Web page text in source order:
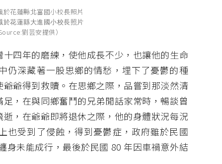
於花蓮縣北富國小校長照片
於花蓮縣大進國小校長照片
Source:劉芸安提供）
四年的磨練，使他成長不少，也讓他的生命
仍深藏著一股思鄉的情愁，埋下了憂鬱的種
爺得到救贖。在思鄉之際，品嘗到那淡然清
，在與同鄉奮鬥的兄弟閒話家常時，暢談曾
，在爺爺即將退休之際，他的身體狀況每況
也受到了侵蝕，得到憂鬱症，政府雖於民國
身未能成行，最後於民國 80 年因車禍意外結